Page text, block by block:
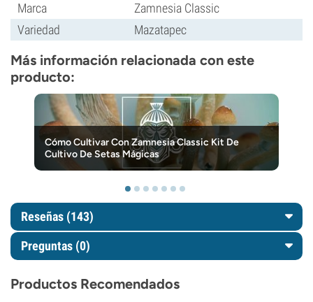
Marca
Zamnesia Classic
Variedad
Mazatapec
Más información relacionada con este
producto:
Cómo Cultivar Con Zamnesia Classic Kit De
Cultivo De Setas Mágicas
Reseñas (143)
Preguntas (0)
Productos Recomendados